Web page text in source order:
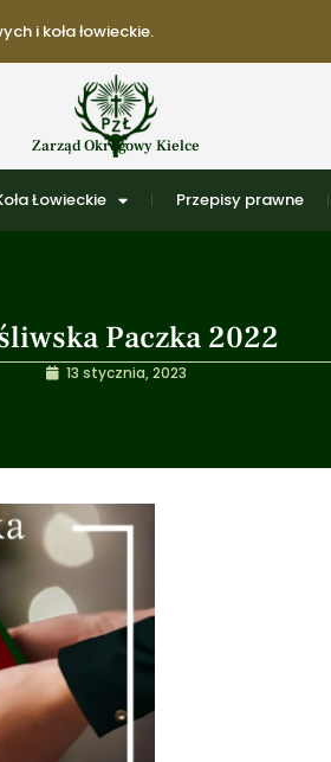
i koła łowieckie.
Zarząd Okręgowy Kielce
Łowieckie Przepisy prawne
Paczka 2022
13 stycznia, 2023